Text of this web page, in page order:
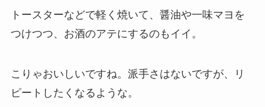
トースターなどで軽く焼いて、醤油や一味マヨを
つけつつ、お酒のアテにするのもイイ。
こりゃおいしいですね。派手さはないですが、リ
ピートしたくなるような。